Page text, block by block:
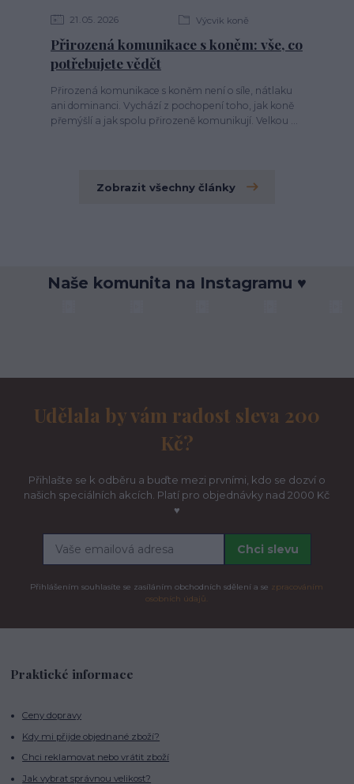
21 05 2026 Výcvik koně
Přirozená komunikace s koněm: vše, co
potřebujete vědět
Přirozená komunikace s koněm není o síle, nátlaku
ani dominanci. Vychází z pochopení toho, jak koně
přemýšlí a jak spolu přirozeně komunikují. Velkou ...
Zobrazit všechny články
Naše komunita na Instagramu ♥
Udělala by vám radost sleva 200
Kč?
Přihlašte se k odběru a buďte mezi prvními, kdo se dozví o
našich speciálních akcích. Platí pro objednávky nad 2000 Kč
♥
Chci slevu
Přihlášením souhlasíte se zasíláním obchodních sdělení a se zpracováním
osobních údajů.
Praktické informace
Ceny dopravy
Kdy mi přijde objednané zboží?
Chci reklamovat nebo vrátit zboží
Jak vybrat správnou velikost?